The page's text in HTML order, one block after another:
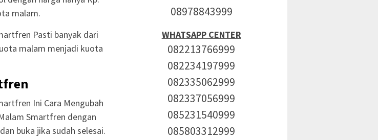
malam.
Pasti banyak dari
malam menjadi kuota
Ini Cara Mengubah
Smartfren dengan
buka jika sudah selesai.
08978843999
WHATSAPP CENTER
082213766999
082234197999
082335062999
082337056999
085231540999
085803312999